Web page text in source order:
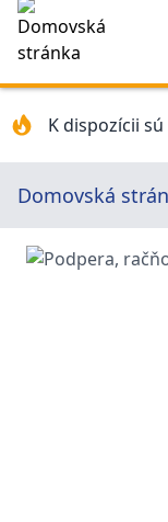
K dispozícii
Domovská